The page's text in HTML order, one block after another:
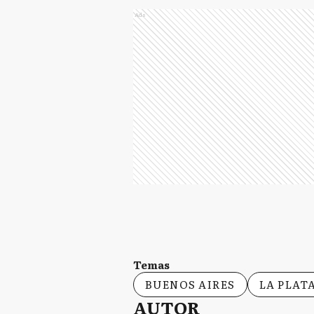
Ads
Temas
BUENOS AIRES
LA
AUTOR